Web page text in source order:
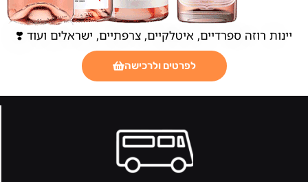
יינות רוזה ספרדיים, איטלקיים, צרפתיים, ישראלים ועוד ❣️
לפרטים ולרכישה